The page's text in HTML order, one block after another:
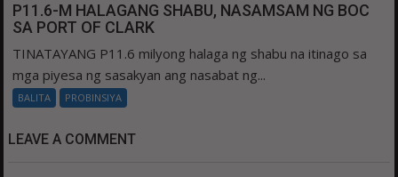
P11.6-M HALAGANG SHABU, NASAMSAM NG BOC
SA PORT OF CLARK
TINATAYANG P11.6 milyong halaga ng shabu na itinago sa
mga piyesa ng sasakyan ang nasabat ng...
BALITA PROBINSIYA
LEAVE A COMMENT